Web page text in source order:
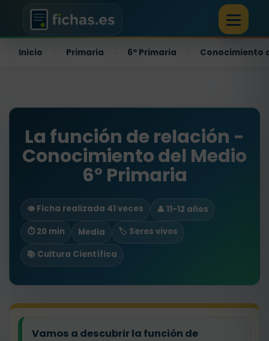
Inicio Primaria 6º Primaria Conocimiento
La función de relación -
Conocimiento del Medio
6º Primaria
👁️ Ficha realizada 41 veces
👤 11-12 años
⏱ 20 min
Media
🏷️ Seres vivos
📚 Cultura Científica
Vamos a descubrir la función de